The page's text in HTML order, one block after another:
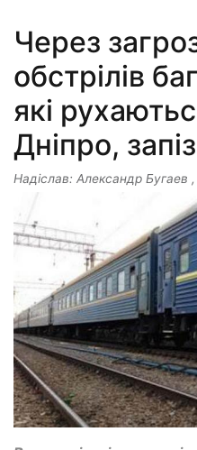
Через
обстрілів
які
Дніпро,
Надіслав: Александр Бугаев